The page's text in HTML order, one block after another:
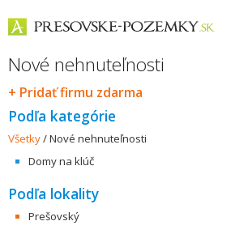
Nové nehnuteľnosti
+ Pridať firmu zdarma
Podľa kategórie
Všetky/Nové nehnuteľnosti
Domy na klúč
Podľa lokality
Prešovský